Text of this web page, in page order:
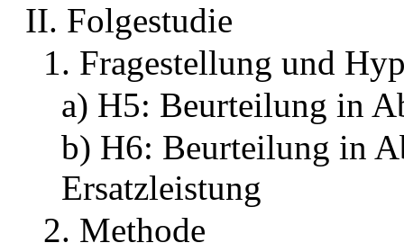
II. Folgestudie
1. Fragestellung und
a) H5: Beurteilung in
b) H6: Beurteilung in
Ersatzleistung
2. Methode